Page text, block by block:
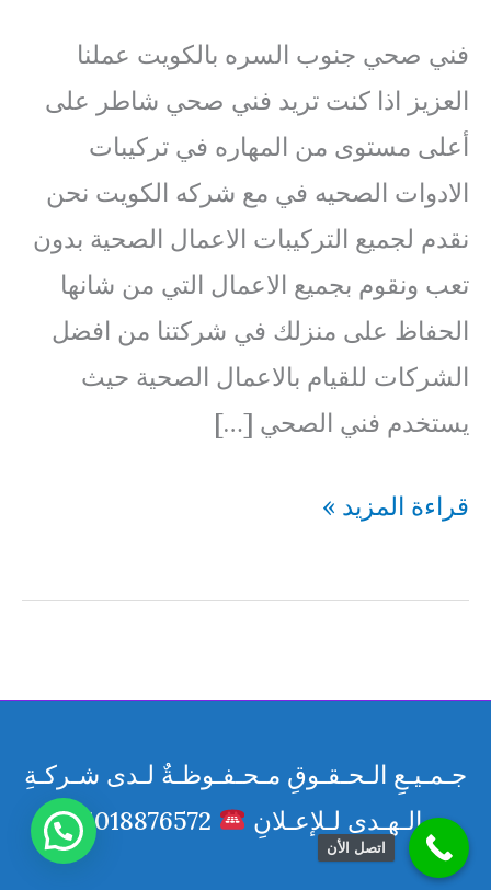
فني صحي جنوب السره بالكويت عملنا
العزيز اذا كنت تريد فني صحي شاطر على
أعلى مستوى من المهاره في تركيبات
الادوات الصحيه في مع شركه الكويت نحن
نقدم لجميع التركيبات الاعمال الصحية بدون
تعب ونقوم بجميع الاعمال التي من شانها
الحفاظ على منزلك في شركتنا من افضل
الشركات للقيام بالاعمال الصحية حيث
يستخدم فني الصحي […]
فني
جنوب
قراءة المزيد »
جـمـيـعِ الـحـقـوقِ مـحـفـوظـةٌ لـدى شـركـةِ
الـهـدى لـلإعـلانِ
اتصل الأن